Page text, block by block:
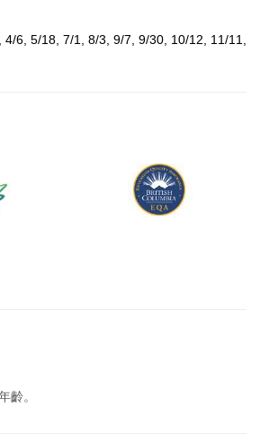
6, 5/18, 7/1, 8/3, 9/7, 9/30, 10/12, 11/11,
齡。